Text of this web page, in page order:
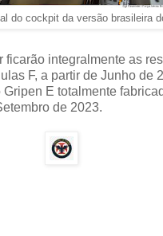
do cockpit da versão brasileira
ficarão integralmente as
F, a partir de Junho de
E totalmente
de 2023.